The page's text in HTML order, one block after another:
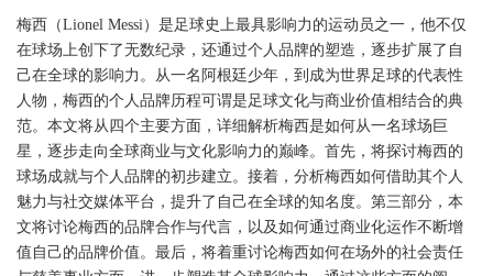
梅西（Lionel Messi）是足球史上最具影响力的运动员之一，他不仅
在球场上创下了无数纪录，还通过个人品牌的塑造，逐步扩展了自
己在全球的影响力。从一名阿根廷少年，到成为世界足球的代表性
人物，梅西的个人品牌历程可谓是足球文化与商业价值相结合的典
范。本文将从四个主要方面，详细解析梅西是如何从一名球场巨
星，逐步走向全球商业与文化影响力的巅峰。首先，将探讨梅西的
球场成就与个人品牌的初步建立。接着，分析梅西如何借助其个人
魅力与社交媒体平台，提升了自己在全球的知名度。第三部分，本
文将讨论梅西的品牌合作与代言，以及如何通过商业化运作不断增
值自己的品牌价值。最后，将着重讨论梅西如何在场外的社会责任